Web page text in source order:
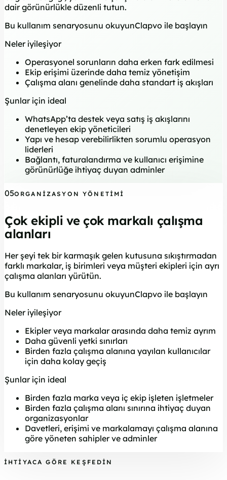
dair görünürlükle düzenli tutun.
Bu kullanım senaryosunu okuyunClapvo ile başlayın
Neler iyileşiyor
Operasyonel sorunların daha erken fark edilmesi
Ekip erişimi üzerinde daha temiz yönetişim
Çalışma alanı genelinde daha standart iş akışları
Şunlar için ideal
WhatsApp’ta destek veya satış iş akışlarını
denetleyen ekip yöneticileri
Yapı ve hesap verebilirlikten sorumlu operasyon
liderleri
Bağlantı, faturalandırma ve kullanıcı erişimine
görünürlüğe ihtiyaç duyan adminler
05ORGANIZASYON YÖNETIMI
Çok ekipli ve çok markalı çalışma
alanları
Her şeyi tek bir karmaşık gelen kutusuna sıkıştırmadan
farklı markalar, iş birimleri veya müşteri ekipleri için ayrı
çalışma alanları yürütün.
Bu kullanım senaryosunu okuyunClapvo ile başlayın
Neler iyileşiyor
Ekipler veya markalar arasında daha temiz ayrım
Daha güvenli yetki sınırları
Birden fazla çalışma alanına yayılan kullanıcılar
için daha kolay geçiş
Şunlar için ideal
Birden fazla marka veya iç ekip işleten işletmeler
Birden fazla çalışma alanı sınırına ihtiyaç duyan
organizasyonlar
Davetleri, erişimi ve markalamayı çalışma alanına
göre yöneten sahipler ve adminler
İHTIYACA GÖRE KEŞFEDIN